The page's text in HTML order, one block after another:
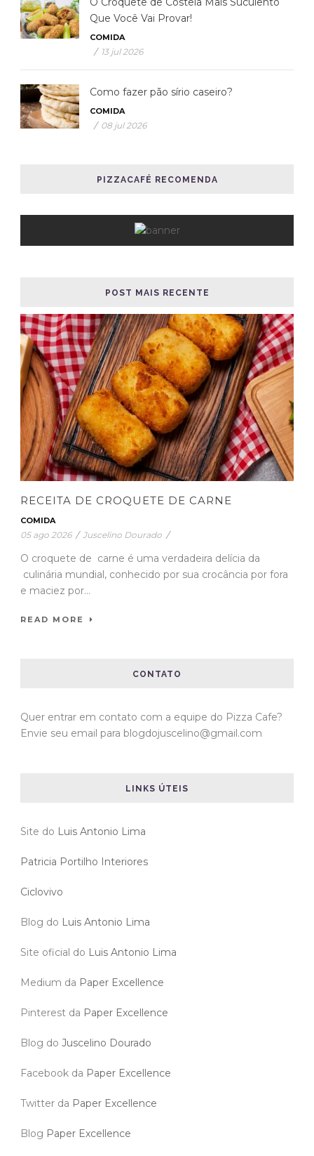
Que Você Vai Provar!
COMIDA
/ 13 jul 2026
Como fazer pão sírio caseiro?
COMIDA
/ 08 jul 2026
PIZZACAFÉ RECOMENDA
POST MAIS RECENTE
RECEITA DE CROQUETE DE CARNE
COMIDA
05 ago 2026 / Juscelino Dourado /
O croquete de carne é uma verdadeira delícia da
culinária mundial, conhecido por sua crocância por fora
e maciez por...
READ MORE
CONTATO
Quer entrar em contato com a equipe do Pizza Cafe?
Envie seu email para blogdojuscelino@gmail.com
LINKS ÚTEIS
Site do Luis Antonio Lima
Patricia Portilho Interiores
Ciclovivo
Blog do Luis Antonio Lima
Site oficial do Luis Antonio Lima
Medium da Paper Excellence
Pinterest da Paper Excellence
Blog do Juscelino Dourado
Facebook da Paper Excellence
Twitter da Paper Excellence
Blog Paper Excellence